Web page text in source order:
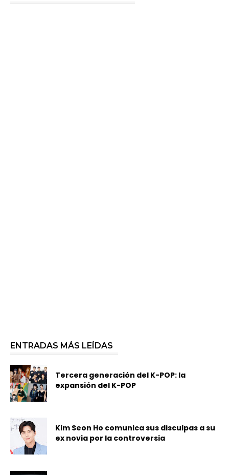
ENTRADAS MÁS LEÍDAS
Tercera generación del K-POP: la
expansión del K-POP
Kim Seon Ho comunica sus disculpas a su
ex novia por la controversia